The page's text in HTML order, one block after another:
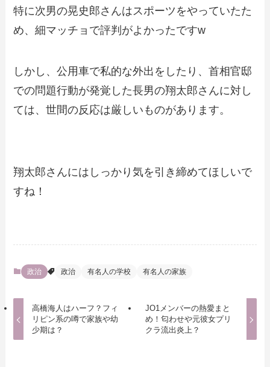
特に次男の晃史郎さんはスポーツをやっていたた
め、細マッチョで評判がよかったですw
しかし、公用車で私的な外出をしたり、首相官邸
での問題行動が発覚した長男の翔太郎さんに対し
ては、世間の反応は厳しいものがあります。
翔太郎さんにはしっかり気を引き締めてほしいで
すね！
政治 政治 有名人の学校 有名人の家族
高橋海人はハーフ？フィ
リピン系の噂で家族や幼
少期は？
JO1メンバーの熱愛まと
め！匂わせや元彼女プリ
クラ流出炎上？